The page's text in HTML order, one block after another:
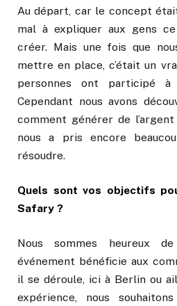
Au départ, car le concept
mal à expliquer aux gens
créer. Mais une fois que
mettre en place, c’était un
personnes ont participé
Cependant nous avons
comment générer de
nous a pris encore
résoudre.
Quels sont vos objectifs
Safary ?
Nous sommes heureux
événement bénéficie aux
il se déroule, ici à Berlin ou
expérience, nous